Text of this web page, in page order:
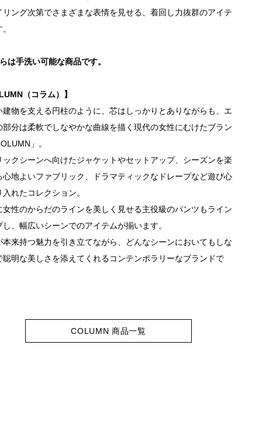
リング次第でさまざまな表情を見せる、着回し力抜群のアイテ
は手洗い可能な商品です。
（コラム）】
建物を支える円柱のように、芯はしっかりとありながらも、エ
部分は柔軟でしなやかな曲線を描く現代の女性にむけたブラン
」。
ックシーンへ向けたジャケットやセットアップ、シーズンを楽
心地よいファブリック、ドラマティックなドレープなど遊び心
れたコレクション。
女性のからだのラインを美しく見せる主役級のパンツもライン
し、幅広いシーンでのアイテムが揃います。
本来持つ魅力を引き立てながら、どんなシーンにおいてもしな
聡明な美しさを添えてくれるコンテンポラリーなブランドで
COLUMN 商品一覧